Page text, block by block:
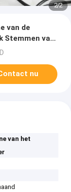
2/2
van de
Stemmen van
nu
van het